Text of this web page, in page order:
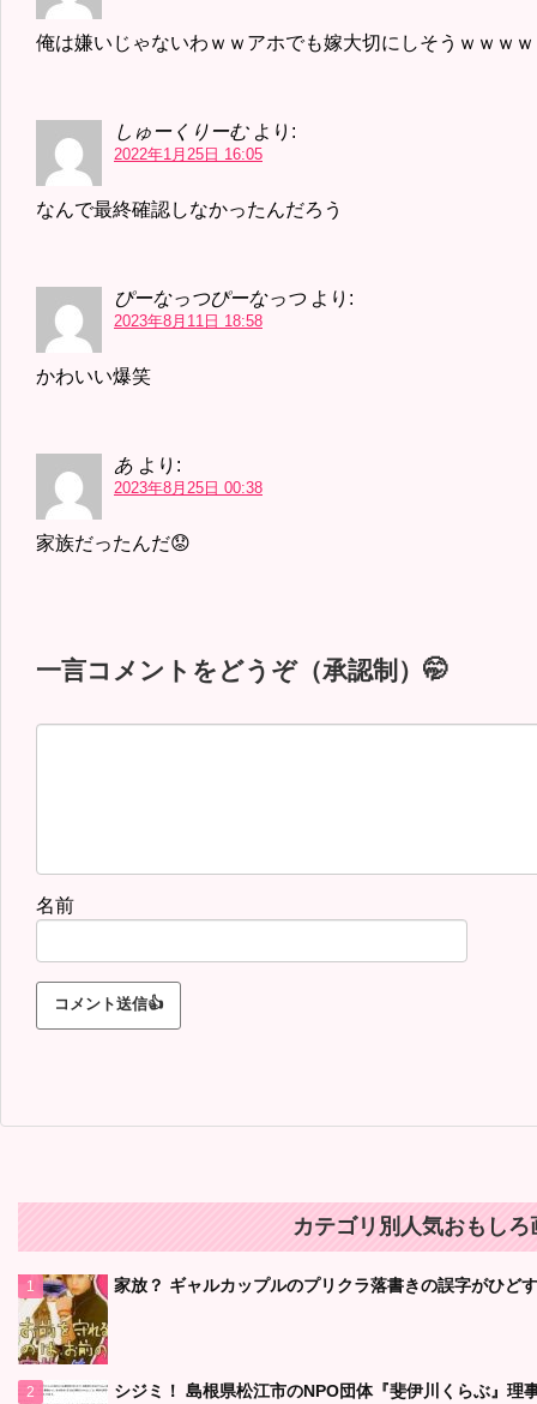
俺は嫌いじゃないわｗｗアホでも嫁大切にしそうｗｗｗｗ
しゅーくりーむ より:
2022年1月25日 16:05
なんで最終確認しなかったんだろう
ぴーなっつぴーなっつ より:
2023年8月11日 18:58
かわいい爆笑
あ より:
2023年8月25日 00:38
家族だったんだ😟
一言コメントをどうぞ（承認制）🤭
名前
カテゴリ別人気おもしろ
家放？ ギャルカップルのプリクラ落書きの誤字がひど
シジミ！ 島根県松江市のNPO団体『斐伊川くらぶ』理